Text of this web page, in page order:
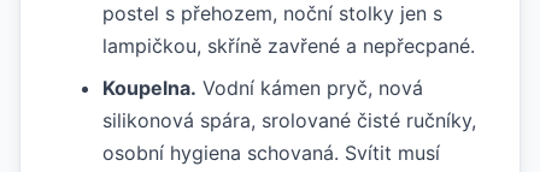
postel s přehozem, noční stolky jen s
lampičkou, skříně zavřené a nepřecpané.
Koupelna. Vodní kámen pryč, nová
silikonová spára, srolované čisté ručníky,
osobní hygiena schovaná. Svítit musí